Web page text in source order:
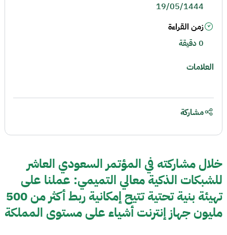
خلال مشاركته في المؤتمر السعودي العاشر
للشبكات الذكية معالي التميمي: عملنا على
تهيئة بنية تحتية تتيح إمكانية ربط أكثر من 500
مليون جهاز إنترنت أشياء على مستوى المملكة
19/05/1444
زمن القراءة
0 دقيقة
العلامات
مشاركة